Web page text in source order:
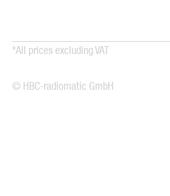
*All prices excluding VAT
© HBC-radiomatic GmbH